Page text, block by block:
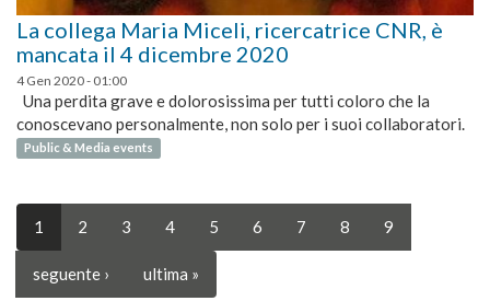
La collega Maria Miceli, ricercatrice CNR, è
mancata il 4 dicembre 2020
4 Gen 2020 - 01:00
Una perdita grave e dolorosissima per tutti coloro che la
conoscevano personalmente, non solo per i suoi collaboratori.
Public & Media events
1 2 3 4 5 6 7 8 9
seguente › ultima »